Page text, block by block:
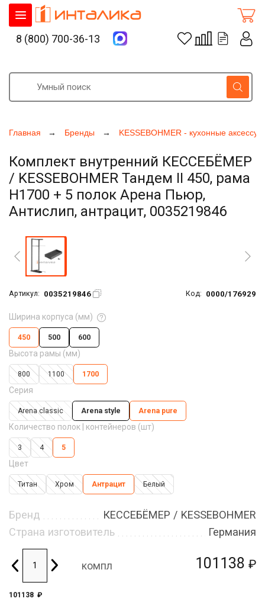
Главная Бренды KESSEBOHMER - кухонные
Комплект внутренний КЕССЕБЁМЕР
/ KESSEBOHMER Тандем II 450, рама
H1700 + 5 полок Арена Пьюр,
Антислип, антрацит, 0035219846
Артикул: 0035219846 Код: 0000/176929
101138 ₽
Ширина корпуса (мм)
450 500 600
Высота рамы (мм)
800 1100 1700
Серия
Arena classic Arena style Arena pure
Количество полок | контейнеров (шт)
3 4 5
Цвет
Титан Хром Антрацит Белый
Бренд
КЕССЕБЁМЕР / KESSEBOHMER
Страна изготовитель
Германия
компл
101138 ₽
8 (800) 700-36-13